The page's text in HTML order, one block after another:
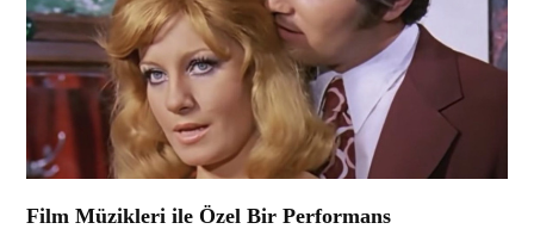
Film Müzikleri ile Özel Bir Performans